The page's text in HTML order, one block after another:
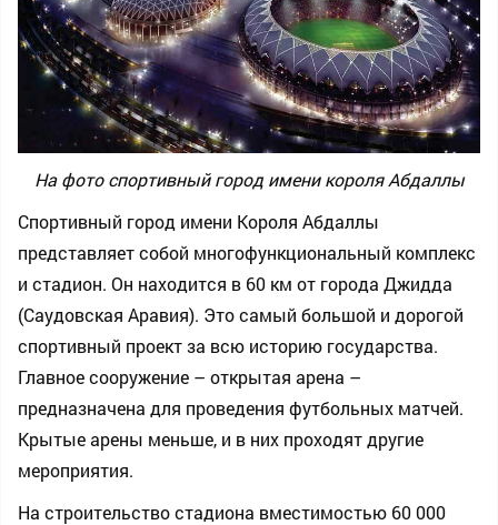
На фото спортивный город имени короля Абдаллы
Спортивный город имени Короля Абдаллы
представляет собой многофункциональный комплекс
и стадион. Он находится в 60 км от города Джидда
(Саудовская Аравия). Это самый большой и дорогой
спортивный проект за всю историю государства.
Главное сооружение – открытая арена –
предназначена для проведения футбольных матчей.
Крытые арены меньше, и в них проходят другие
мероприятия.
На строительство стадиона вместимостью 60 000